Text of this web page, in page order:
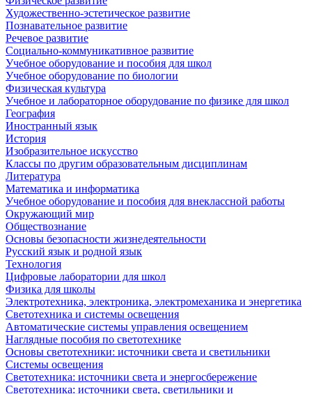
Художественно-эстетическое развитие
Познавательное развитие
Речевое развитие
Социально-коммуникативное развитие
Учебное оборудование и пособия для школ
Учебное оборудование по биологии
Физическая культура
Учебное и лабораторное оборудование по физике для школ
География
Иностранный язык
История
Изобразительное искусство
Классы по другим образовательным дисциплинам
Литература
Математика и информатика
Учебное оборудование и пособия для внеклассной работы
Окружающий мир
Обществознание
Основы безопасности жизнедеятельности
Русский язык и родной язык
Технология
Цифровые лаборатории для школ
Физика для школы
Электротехника, электроника, электромеханика и энергетика
Светотехника и системы освещения
Автоматические системы управления освещением
Наглядные пособия по светотехнике
Основы светотехники: источники света и светильники
Системы освещения
Светотехника: источники света и энергосбережение
Светотехника: источники света, светильники и